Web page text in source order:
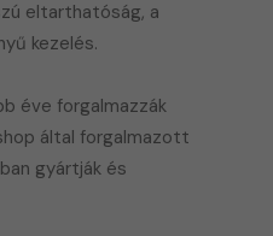
eltarthatóság, a
kezelés.
éve forgalmazzák
által forgalmazott
gyártják és